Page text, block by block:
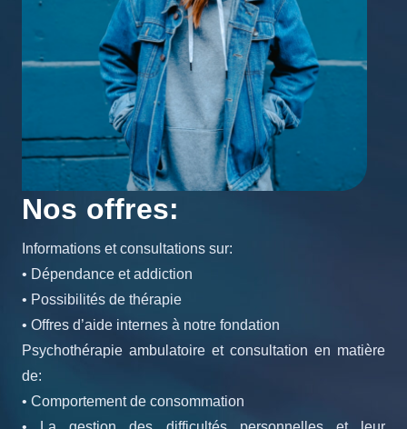
Nos offres:
Informations et consultations sur:
• Dépendance et addiction
• Possibilités de thérapie
• Offres d’aide internes à notre fondation
Psychothérapie ambulatoire et consultation en matière
de:
• Comportement de consommation